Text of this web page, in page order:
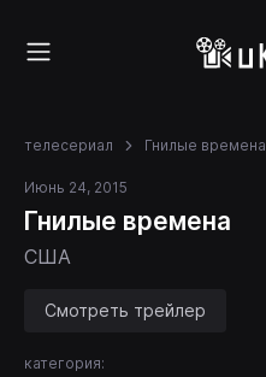
телесериал Гнилые времена
Июнь 24, 2015
Гнилые времена
США
Смотреть трейлер
категория: